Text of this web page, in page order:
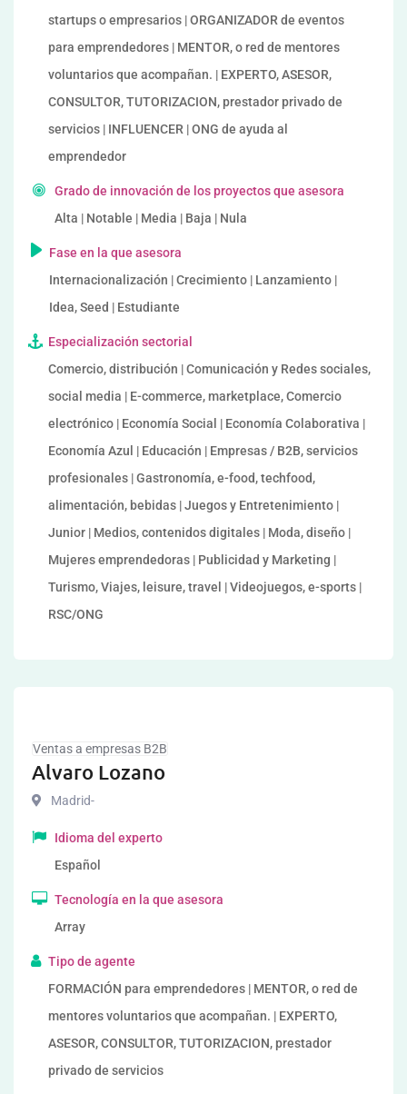
startups o empresarios | ORGANIZADOR de eventos
para emprendedores | MENTOR, o red de mentores
voluntarios que acompañan. | EXPERTO, ASESOR,
CONSULTOR, TUTORIZACION, prestador privado de
servicios | INFLUENCER | ONG de ayuda al
emprendedor
Grado de innovación de los proyectos que asesora
Alta | Notable | Media | Baja | Nula
Fase en la que asesora
Internacionalización | Crecimiento | Lanzamiento |
Idea, Seed | Estudiante
Especialización sectorial
Comercio, distribución | Comunicación y Redes sociales,
social media | E-commerce, marketplace, Comercio
electrónico | Economía Social | Economía Colaborativa |
Economía Azul | Educación | Empresas / B2B, servicios
profesionales | Gastronomía, e-food, techfood,
alimentación, bebidas | Juegos y Entretenimiento |
Junior | Medios, contenidos digitales | Moda, diseño |
Mujeres emprendedoras | Publicidad y Marketing |
Turismo, Viajes, leisure, travel | Videojuegos, e-sports |
RSC/ONG
Ventas a empresas B2B
Alvaro Lozano
Madrid-
Idioma del experto
Español
Tecnología en la que asesora
Array
Tipo de agente
FORMACIÓN para emprendedores | MENTOR, o red de
mentores voluntarios que acompañan. | EXPERTO,
ASESOR, CONSULTOR, TUTORIZACION, prestador
privado de servicios